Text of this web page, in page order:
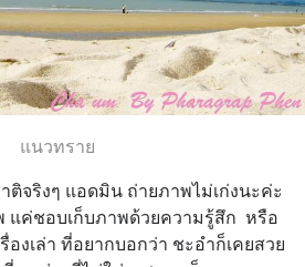
แนวทราย
จริงๆ แอดมิน ถ่ายภาพไม่เก่งนะค่ะ
แค่ชอบเก็บภาพด้วยความรู้สึก  หรือ
องเล่า ที่อยากบอกว่า ชะอำก็เคยสวย